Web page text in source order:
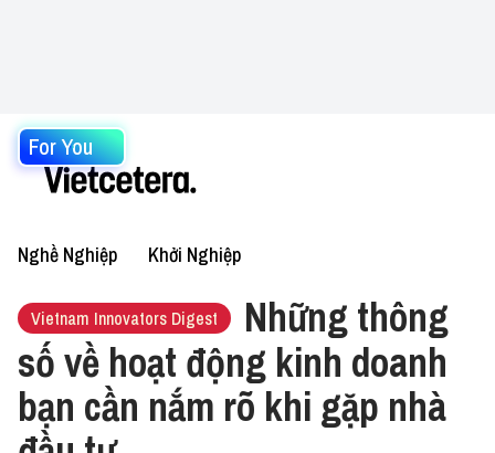
For You
Nghề Nghiệp Khởi Nghiệp
Vietnam Innovators Digest
Những thông
số về hoạt động kinh doanh
bạn cần nắm rõ khi gặp nhà